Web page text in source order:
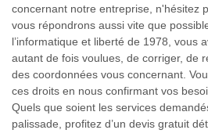
concernant notre entreprise, n'hésitez
vous répondrons aussi vite que
l’informatique et liberté de 1978, vous
autant de fois voulues, de corriger, de
des coordonnées vous concernant.
ces droits en nous confirmant vos
Quels que soient les services
palissade, profitez d’un devis gratuit